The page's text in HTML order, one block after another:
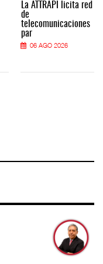
La ATTRAPI licita red
de
telecomunicaciones
par
06 AGO 2026